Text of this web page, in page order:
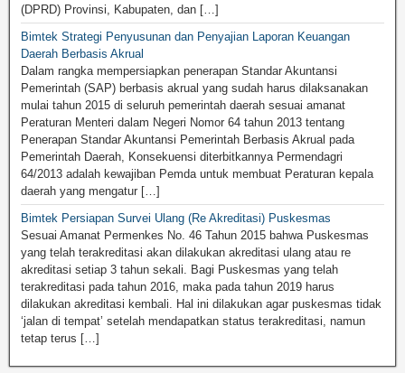
(DPRD) Provinsi, Kabupaten, dan […]
Bimtek Strategi Penyusunan dan Penyajian Laporan Keuangan
Daerah Berbasis Akrual
Dalam rangka mempersiapkan penerapan Standar Akuntansi
Pemerintah (SAP) berbasis akrual yang sudah harus dilaksanakan
mulai tahun 2015 di seluruh pemerintah daerah sesuai amanat
Peraturan Menteri dalam Negeri Nomor 64 tahun 2013 tentang
Penerapan Standar Akuntansi Pemerintah Berbasis Akrual pada
Pemerintah Daerah, Konsekuensi diterbitkannya Permendagri
64/2013 adalah kewajiban Pemda untuk membuat Peraturan kepala
daerah yang mengatur […]
Bimtek Persiapan Survei Ulang (Re Akreditasi) Puskesmas
Sesuai Amanat Permenkes No. 46 Tahun 2015 bahwa Puskesmas
yang telah terakreditasi akan dilakukan akreditasi ulang atau re
akreditasi setiap 3 tahun sekali. Bagi Puskesmas yang telah
terakreditasi pada tahun 2016, maka pada tahun 2019 harus
dilakukan akreditasi kembali. Hal ini dilakukan agar puskesmas tidak
‘jalan di tempat’ setelah mendapatkan status terakreditasi, namun
tetap terus […]